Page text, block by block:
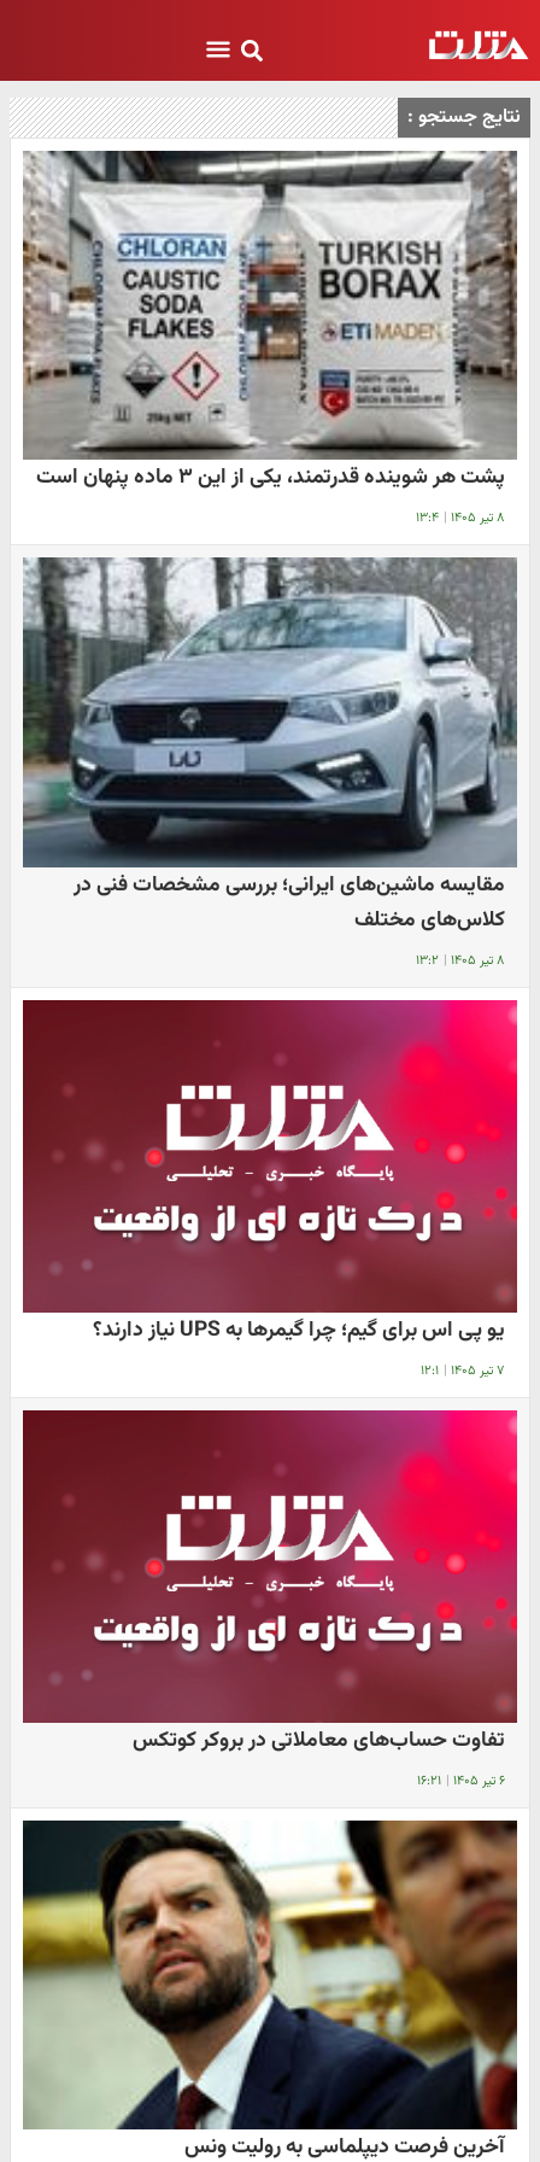
نتایج جستجو :
پشت هر شوینده قدرتمند، یکی از این ۳ ماده پنهان است
۸ تیر ۱۴۰۵ | ۱۳:۴
مقایسه ماشین‌های ایرانی؛ بررسی مشخصات فنی در
کلاس‌های مختلف
۸ تیر ۱۴۰۵ | ۱۳:۲
یو پی اس برای گیم؛ چرا گیمرها به UPS نیاز دارند؟
۷ تیر ۱۴۰۵ | ۱۲:۱
تفاوت حساب‌های معاملاتی در بروکر کوتکس
۶ تیر ۱۴۰۵ | ۱۶:۲۱
آخرین فرصت دیپلماسی به رولیت ونس